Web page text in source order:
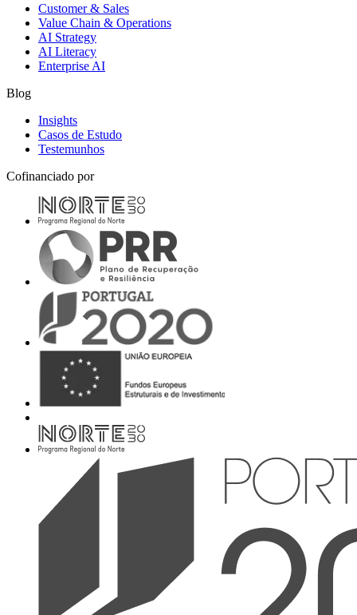
Customer & Sales
Value Chain & Operations
AI Strategy
AI Literacy
Enterprise AI
Blog
Insights
Casos de Estudo
Testemunhos
Cofinanciado por